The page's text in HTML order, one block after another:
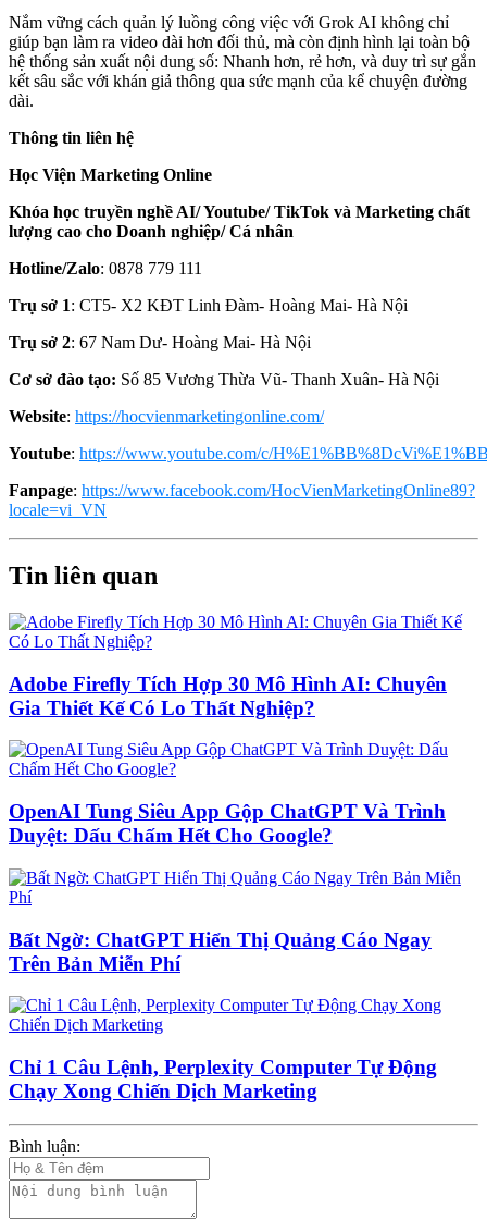
Nắm vững cách quản lý luồng công việc với Grok AI không chỉ
giúp bạn làm ra video dài hơn đối thủ, mà còn định hình lại toàn bộ
hệ thống sản xuất nội dung số: Nhanh hơn, rẻ hơn, và duy trì sự gắn
kết sâu sắc với khán giả thông qua sức mạnh của kể chuyện đường
dài.
Thông tin liên hệ
Học Viện Marketing Online
Khóa học truyền nghề AI/ Youtube/ TikTok và Marketing chất
lượng cao cho Doanh nghiệp/ Cá nhân
Hotline/Zalo: 0878 779 111
Trụ sở 1: CT5- X2 KĐT Linh Đàm- Hoàng Mai- Hà Nội
Trụ sở 2: 67 Nam Dư- Hoàng Mai- Hà Nội
Cơ sở đào tạo: Số 85 Vương Thừa Vũ- Thanh Xuân- Hà Nội
Website: https://hocvienmarketingonline.com/
Youtube: https://www.youtube.com/c/
Fanpage: https://www.facebook.com/HocVienMarketingOnline89?
locale=vi_VN
Tin liên quan
Adobe Firefly Tích Hợp 30 Mô Hình AI: Chuyên
Gia Thiết Kế Có Lo Thất Nghiệp?
OpenAI Tung Siêu App Gộp ChatGPT Và Trình
Duyệt: Dấu Chấm Hết Cho Google?
Bất Ngờ: ChatGPT Hiển Thị Quảng Cáo Ngay
Trên Bản Miễn Phí
Chỉ 1 Câu Lệnh, Perplexity Computer Tự Động
Chạy Xong Chiến Dịch Marketing
Bình luận: